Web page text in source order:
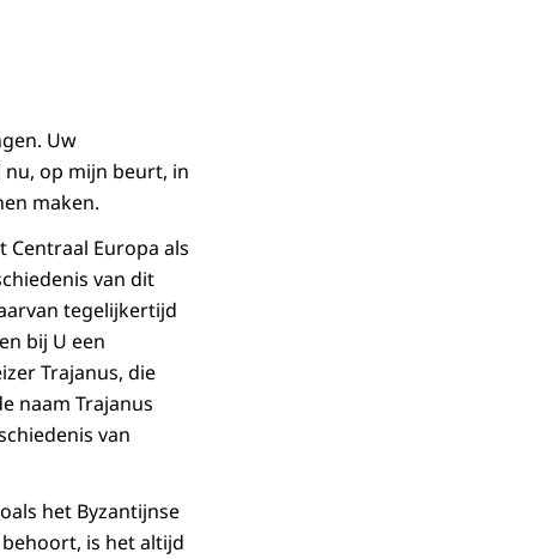
Uw
op mijn beurt, in
maken.
Centraal Europa als
van dit
tegelijkertijd
bij U een
Trajanus, die
naam Trajanus
van
het Byzantijnse
is het altijd